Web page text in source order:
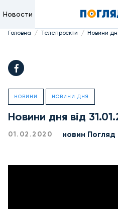
Новости
Головна / Телепроєкти / Новини
НОВИНИ НОВИНИ ДНЯ
Новини дня від
01.02.2020 новин Погляд